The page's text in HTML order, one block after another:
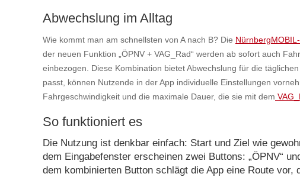
Abwechslung im Alltag
Wie kommt man am schnellsten von A nach B? Die
der neuen Funktion „ÖPNV + VAG_Rad“ werden ab sofort auch
einbezogen. Diese Kombination bietet Abwechslung für die
passt, können Nutzende in der App individuelle Einstellungen
Fahrgeschwindigkeit und die maximale Dauer, die sie mit dem
So funktioniert es
Die Nutzung ist denkbar einfach: Start und Ziel wie
dem Eingabefenster erscheinen zwei Buttons: „ÖPNV“
dem kombinierten Button schlägt die App eine Route vor,